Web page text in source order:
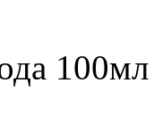
100мл